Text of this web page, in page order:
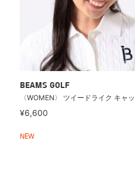
BEAMS GOLF
〈WOMEN〉 ツイードライク キャ
¥6,600
NEW